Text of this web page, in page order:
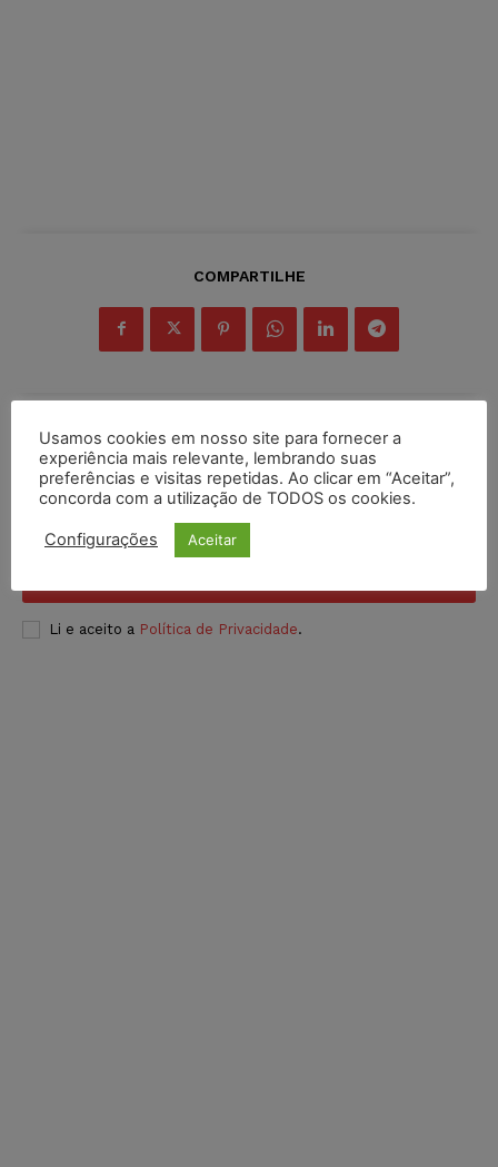
COMPARTILHE
Inscreva-se
Li e aceito a Política de Privacidade.
Usamos cookies em nosso site para fornecer a
experiência mais relevante, lembrando suas
preferências e visitas repetidas. Ao clicar em “Aceitar”,
concorda com a utilização de TODOS os cookies.
Configurações Aceitar